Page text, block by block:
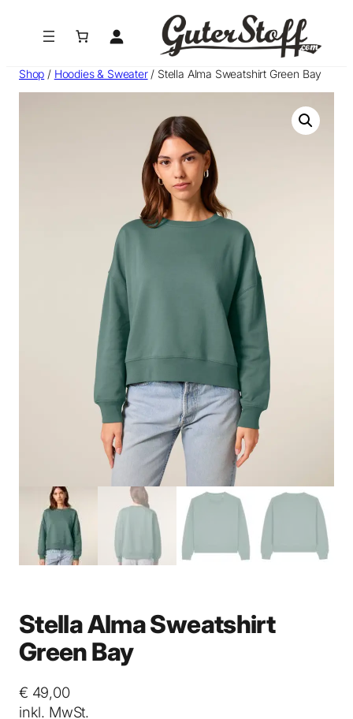
Shop / Hoodies & Sweater/ Stella Alma Sweatshirt Green Bay
Stella Alma Sweatshirt
Green Bay
€ 49,00
inkl. MwSt.